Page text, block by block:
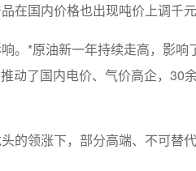
在国内价格也出现吨价上调千
。*原油新一年持续走高，影
动了国内电价、气价高企，30
的领涨下，部分高端、不可替